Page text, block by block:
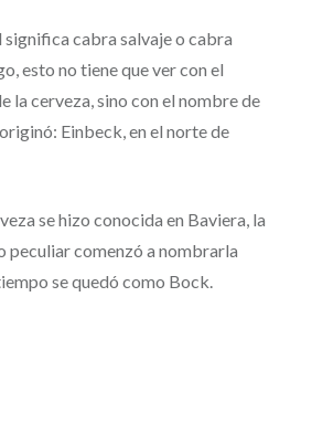
significa cabra salvaje o cabra
esto no tiene que ver con el
la cerveza, sino con el nombre de
Einbeck, en el norte de
se hizo conocida en Baviera, la
peculiar comenzó a nombrarla
se quedó como Bock.